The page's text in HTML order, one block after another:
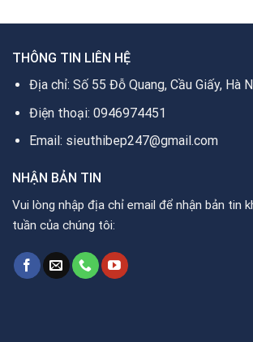
THÔNG TIN LIÊN HỆ
Địa chỉ: Số 55 Đỗ Quang, Cầu Giấy, Hà
Điện thoại: 0946974451
Email: sieuthibep247@gmail.com
NHẬN BẢN TIN
Vui lòng nhập địa chỉ email để nhận bản tin
tuần của chúng tôi: